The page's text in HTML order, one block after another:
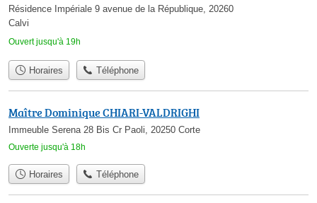
Résidence Impériale 9 avenue de la République, 20260
Calvi
Ouvert jusqu'à 19h
Horaires Téléphone
Maître Dominique CHIARI-VALDRIGHI
Immeuble Serena 28 Bis Cr Paoli, 20250 Corte
Ouverte jusqu'à 18h
Horaires Téléphone